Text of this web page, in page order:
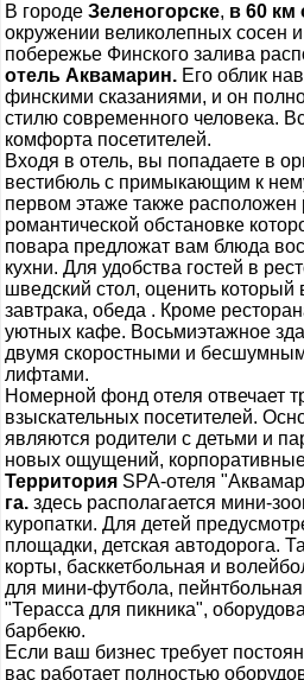
В городе Зеленогорске, в 60 км
окружении великолепных сосен
побережье Финского залива
отель Аквамарин. Его облик
финскими сказаниями, и он
стилю современного человека.
комфорта посетителей.
Входя в отель, вы попадаете в
вестибюль с примыкающим к
первом этаже также расположен
романтической обстановке
повара предложат вам блюда
кухни. Для удобства гостей в
шведский стол, оценить
завтрака, обеда . Кроме
уютных кафе. Восьмиэтажное
двумя скоростными и
лифтами.
Номерной фонд отеля отвечает
взыскательных посетителей.
являются родители с детьми и
новых ощущений,
Территория SPA-отеля
га. здесь располагается мини-
куропатки. Для детей
площадки, детская автодорога.
корты, басккетбольная и
для мини-футбола,
"Терасса для пикника",
барбекю.
Если ваш бизнес требует
вас работает полностью